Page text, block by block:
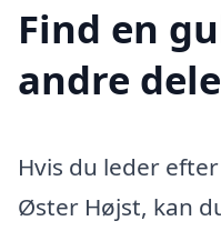
Find en
andre
Hvis du leder
Øster Højst, kan